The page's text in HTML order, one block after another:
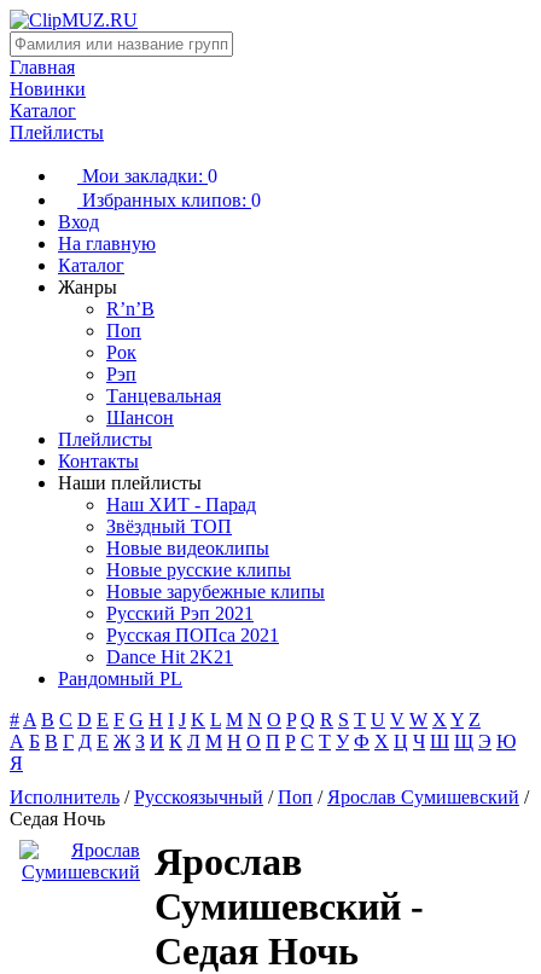
Главная
Новинки
Каталог
Плейлисты
Мои закладки: 0
Избранных клипов: 0
Вход
На главную
Каталог
Жанры
R’n’B
Поп
Рок
Рэп
Танцевальная
Шансон
Плейлисты
Контакты
Наши плейлисты
Наш ХИТ - Парад
Звёздный ТОП
Новые видеоклипы
Новые русские клипы
Новые зарубежные клипы
Русский Рэп 2021
Русская ПОПса 2021
Dance Hit 2K21
Рандомный PL
# A B C D E F G H I J K L M N O P Q R S T U V W X Y Z
А Б В Г Д Е Ж З И К Л М Н О П Р С Т У Ф Х Ц Ч Ш Щ Э Ю
Я
Исполнитель /Русскоязычный /Поп / Ярослав Сумишевский /
Седая Ночь
Ярослав
Сумишевский -
Седая Ночь